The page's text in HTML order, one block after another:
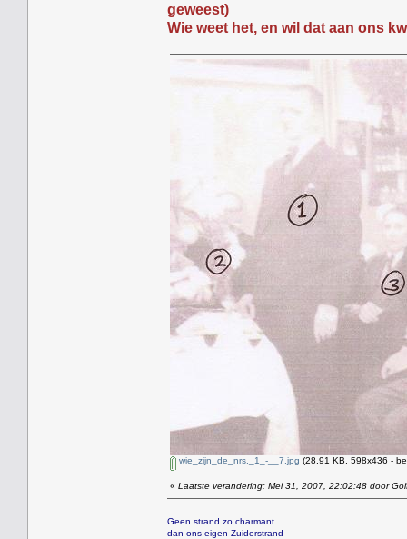
geweest)
Wie weet het, en wil dat aan ons
wie_zijn_de_nrs._1_-__7.jpg (28.91 KB, 598x436 -
« Laatste verandering: Mei 31, 2007, 22:02:48 door
Geen strand zo charmant
dan ons eigen Zuiderstrand